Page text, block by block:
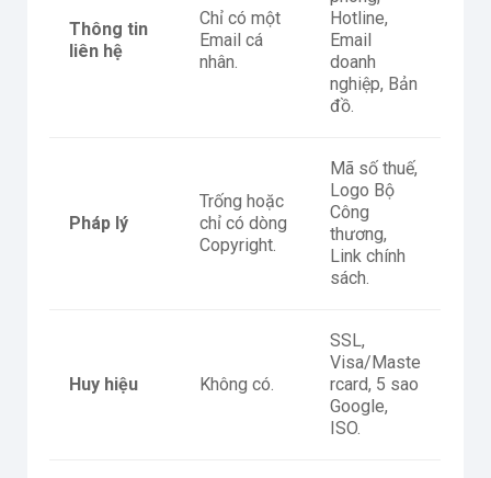
Thông tin
liên hệ
Chỉ có một
Email cá
nhân.
Hotline,
Email
doanh
nghiệp, Bản
đồ.
Pháp lý
Trống hoặc
chỉ có dòng
Copyright.
Mã số thuế,
Logo Bộ
Công
thương,
Link chính
sách.
Huy hiệu Không có.
SSL,
Visa/Maste
rcard, 5 sao
Google,
ISO.